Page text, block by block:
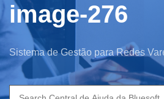
image-276
Sistema de Gestão para Redes
Search